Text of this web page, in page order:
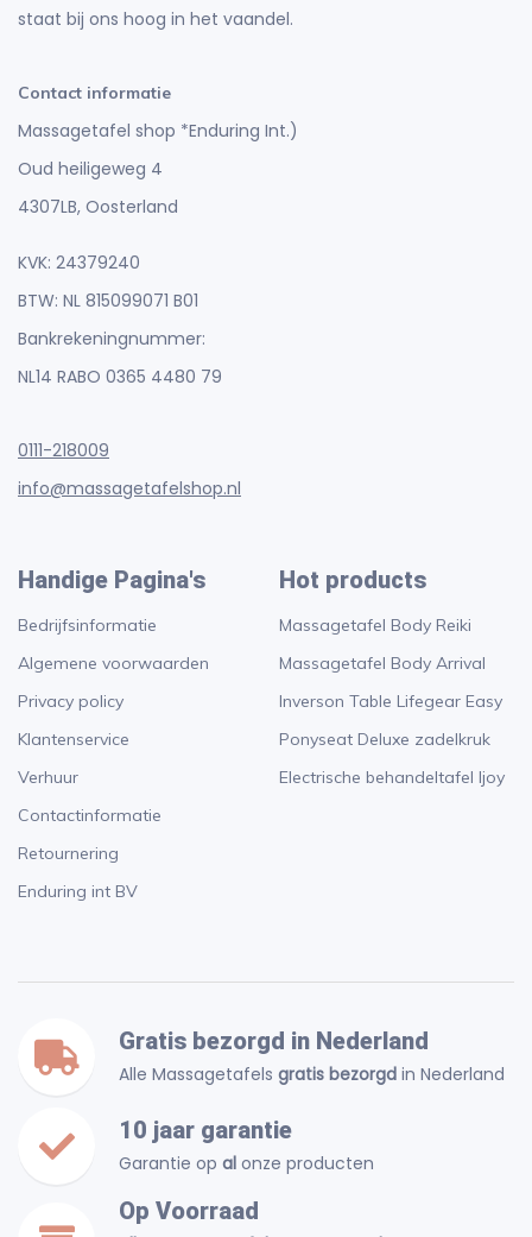
staat bij ons hoog in het vaandel.
Contact informatie
Massagetafel shop *Enduring Int.)
Oud heiligeweg 4
4307LB, Oosterland
KVK: 24379240
BTW: NL 815099071 B01
Bankrekeningnummer:
NL14 RABO 0365 4480 79
0111-218009
info@massagetafelshop.nl
Handige Pagina's
Bedrijfsinformatie
Algemene voorwaarden
Privacy policy
Klantenservice
Verhuur
Contactinformatie
Retournering
Enduring int BV
Hot products
Massagetafel Body Reiki
Massagetafel Body Arrival
Inverson Table Lifegear Easy
Ponyseat Deluxe zadelkruk
Electrische behandeltafel Ijoy
Gratis bezorgd in Nederland
Alle Massagetafels gratis bezorgd in Nederland
10 jaar garantie
Garantie op al onze producten
Op Voorraad